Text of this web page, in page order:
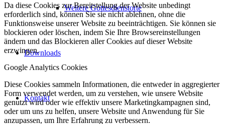
Weitere Gottesdienstorte
Downloads
Kontakt
Da diese Cookies zur Bereitstellung der Website unbedingt
erforderlich sind, können Sie sie nicht ablehnen, ohne die
Funktionsweise unserer Website zu beeinträchtigen. Sie können sie
blockieren oder löschen, indem Sie Ihre Browsereinstellungen
ändern und das Blockieren aller Cookies auf dieser Website
erzwingen.
Google Analytics Cookies
Diese Cookies sammeln Informationen, die entweder in aggregierter
Form verwendet werden, um zu verstehen, wie unsere Website
genutzt wird oder wie effektiv unsere Marketingkampagnen sind,
oder um uns zu helfen, unsere Website und Anwendung für Sie
anzupassen, um Ihre Erfahrung zu verbessern.